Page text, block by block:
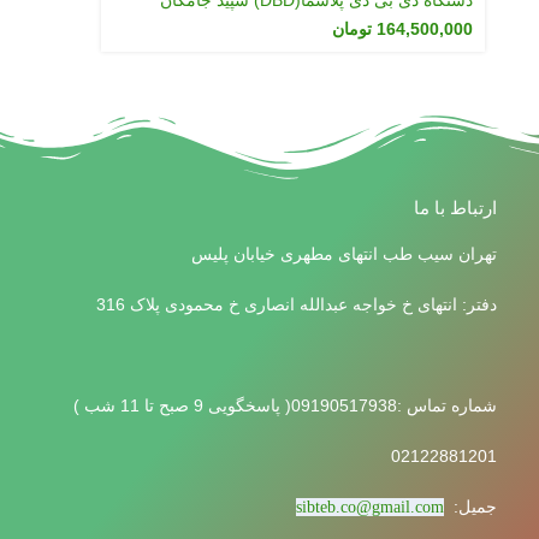
164,500,000 تومان
ارتباط با ما
تهران سیب طب انتهای مطهری خیابان پلیس
دفتر: انتهای خ خواجه عبدالله انصاری خ محمودی پلاک 316
شماره تماس :09190517938( پاسخگویی 9 صبح تا 11 شب )
02122881201
جمیل: sibteb.co@gmail.com